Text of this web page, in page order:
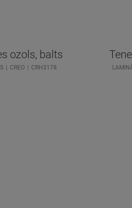
ozols, balts
CREO CRH3178